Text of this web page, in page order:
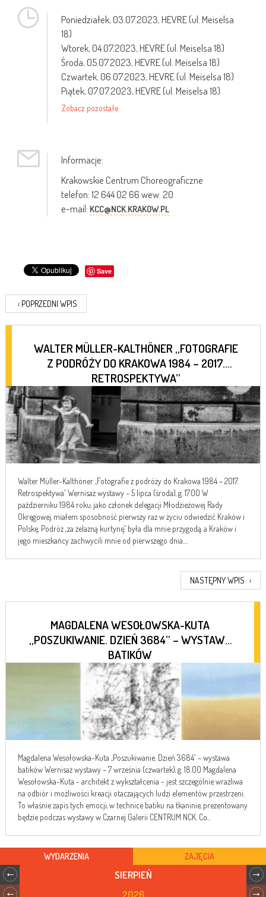
Poniedziałek,03.07.2023, HEVRE (ul. Meiselsa
18)
Wtorek,04.07.2023, HEVRE (ul. Meiselsa 18)
Środa,05.07.2023, HEVRE (ul. Meiselsa 18)
Czwartek,06.07.2023, HEVRE (ul. Meiselsa 18)
Piątek,07.07.2023, HEVRE (ul. Meiselsa 18)
Zobacz pozostałe
Informacje:
Krakowskie Centrum Choreograficzne
telefon: 12 644 02 66 wew. 20
e-mail: KCC@NCK.KRAKOW.PL
Save
‹ POPRZEDNI WPIS
WALTER MÜLLER-KALTHÖNER „FOTOGRAFIE
Z PODRÓŻY DO KRAKOWA 1984 – 2017.
RETROSPEKTYWA”
Walter Müller-Kalthöner „Fotografie z podróży do Krakowa 1984 – 2017.
Retrospektywa” Wernisaż wystawy – 5 lipca (środa), g. 17.00 W
październiku 1984 roku, jako członek delegacji Młodzieżowej Rady
Okręgowej, miałem sposobność pierwszy raz w życiu odwiedzić Kraków i
Polskę. Podróż „za żelazną kurtynę” była dla mnie przygodą, a Kraków i
jego mieszkańcy zachwycili mnie od pierwszego dnia....
NASTĘPNY WPIS ›
MAGDALENA WESOŁOWSKA-KUTA
„POSZUKIWANIE. DZIEŃ 3684” – WYSTAWA
BATIKÓW
Magdalena Wesołowska-Kuta „Poszukiwanie. Dzień 3684” – wystawa
batików Wernisaż wystawy – 7 września (czwartek), g. 18.00 Magdalena
Wesołowska-Kuta - architekt z wykształcenia - jest szczególnie wrażliwa
na odbiór i możliwości kreacji otaczających ludzi elementów przestrzeni.
To właśnie zapis tych emocji, w technice batiku na tkaninie, prezentowany
będzie podczas wystawy w Czarnej Galerii CENTRUM NCK. Co...
WYDARZENIA ZAJĘCIA
SIERPIEŃ
2026